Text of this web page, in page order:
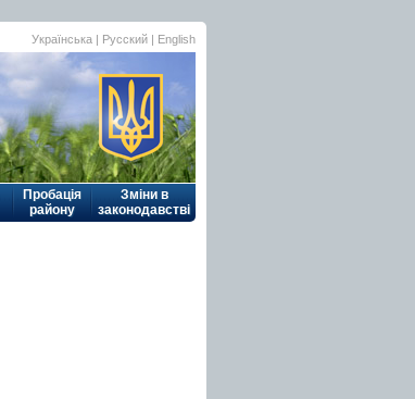
Українська | Русский | English
Пробація
району
Зміни в
законодавстві